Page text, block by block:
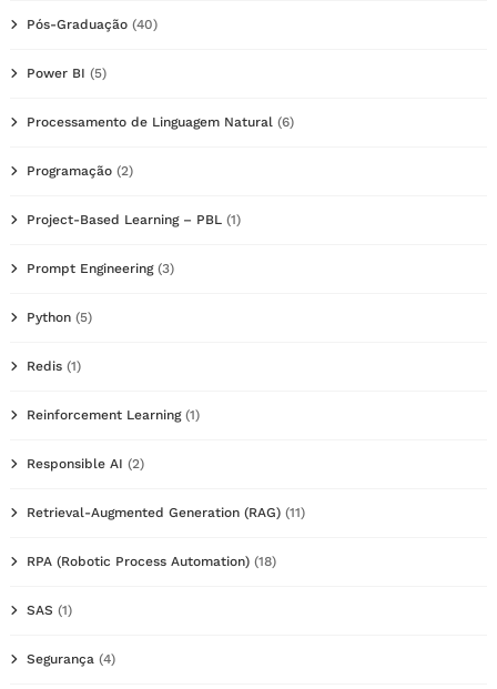
Pós-Graduação (40)
Power BI (5)
Processamento de Linguagem Natural (6)
Programação (2)
Project-Based Learning – PBL (1)
Prompt Engineering(3)
Python (5)
Redis (1)
Reinforcement Learning(1)
Responsible AI (2)
Retrieval-Augmented Generation (RAG) (11)
RPA (Robotic Process Automation) (18)
SAS (1)
Segurança (4)